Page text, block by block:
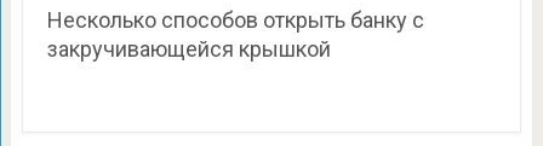
Несколько способов открыть банку с
закручивающейся крышкой